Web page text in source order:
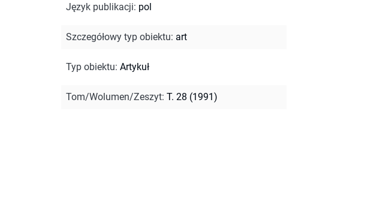
Język publikacji: pol
Szczegółowy typ obiektu: art
Typ obiektu: Artykuł
Tom/Wolumen/Zeszyt: T. 28 (1991)